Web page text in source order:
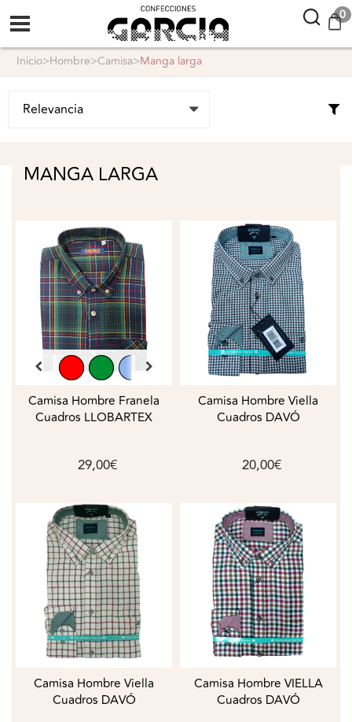
confeccionesgarcia 0
inicio> hombre> camisa> manga larga
MANGA LARGA
Camisa Hombre Franela
Cuadros LLOBARTEX
29,00€
Camisa Hombre Viella
Cuadros DAVÓ
20,00€
Camisa Hombre Viella
Cuadros DAVÓ
Camisa Hombre VIELLA
Cuadros DAVÓ